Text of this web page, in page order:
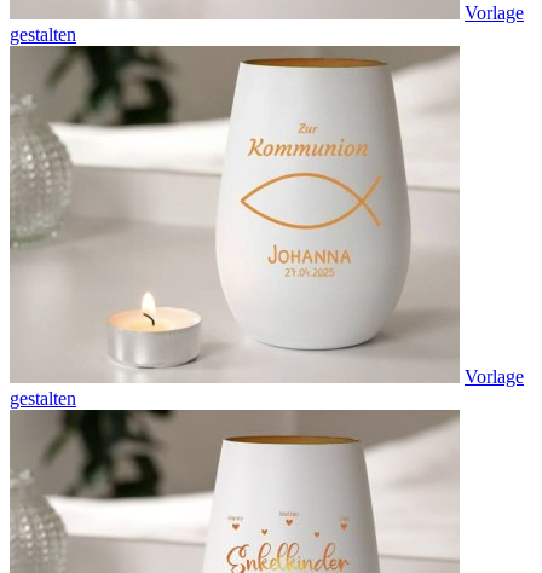
Vorlage
gestalten
Vorlage
gestalten